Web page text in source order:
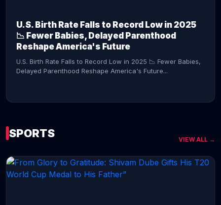
U.S. Birth Rate Falls to Record Low in 2025
📉 Fewer Babies, Delayed Parenthood
Reshape America's Future
U.S. Birth Rate Falls to Record Low in 2025 📉 Fewer Babies,
Delayed Parenthood Reshape America's Future...
SPORTS VIEW ALL →